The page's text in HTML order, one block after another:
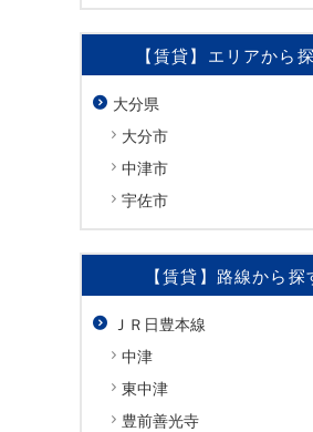
【賃貸】エリアから
大分県
大分市
中津市
宇佐市
【賃貸】路線から探
ＪＲ日豊本線
中津
東中津
豊前善光寺